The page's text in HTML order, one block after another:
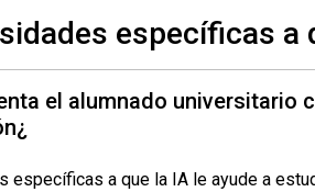
específicas a
el alumnado